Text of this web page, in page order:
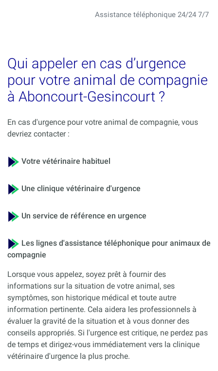
Assistance téléphonique 24/24 7/7
Qui appeler en cas d’urgence
pour votre animal de compagnie
à Aboncourt-Gesincourt ?
En cas d'urgence pour votre animal de compagnie, vous
devriez contacter :
Votre vétérinaire habituel
Une clinique vétérinaire d'urgence
Un service de référence en urgence
Les lignes d'assistance téléphonique pour animaux de
compagnie
Lorsque vous appelez, soyez prêt à fournir des
informations sur la situation de votre animal, ses
symptômes, son historique médical et toute autre
information pertinente. Cela aidera les professionnels à
évaluer la gravité de la situation et à vous donner des
conseils appropriés. Si l'urgence est critique, ne perdez pas
de temps et dirigez-vous immédiatement vers la clinique
vétérinaire d'urgence la plus proche.